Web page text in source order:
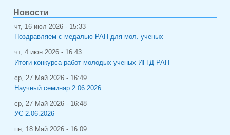
Новости
чт, 16 июл 2026 - 15:33
Поздравляем с медалью РАН для мол. ученых
чт, 4 июн 2026 - 16:43
Итоги конкурса работ молодых ученых ИГГД РАН
ср, 27 Май 2026 - 16:49
Научный семинар 2.06.2026
ср, 27 Май 2026 - 16:48
УС 2.06.2026
пн, 18 Май 2026 - 16:09